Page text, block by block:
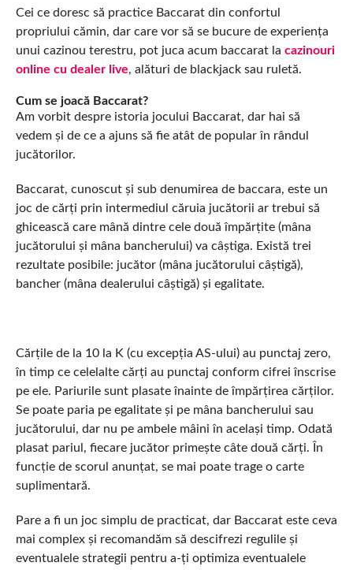
Cei ce doresc să practice Baccarat din confortul
propriului cămin, dar care vor să se bucure de experiența
unui cazinou terestru, pot juca acum baccarat la cazinouri
online cu dealer live, alături de blackjack sau ruletă.
Cum se joacă Baccarat?
Am vorbit despre istoria jocului Baccarat, dar hai să
vedem și de ce a ajuns să fie atât de popular în rândul
jucătorilor.
Baccarat, cunoscut și sub denumirea de baccara, este un
joc de cărți prin intermediul căruia jucătorii ar trebui să
ghicească care mână dintre cele două împărțite (mâna
jucătorului și mâna bancherului) va câștiga. Există trei
rezultate posibile: jucător (mâna jucătorului câștigă),
bancher (mâna dealerului câștigă) și egalitate.
Cărțile de la 10 la K (cu excepția AS-ului) au punctaj zero,
în timp ce celelalte cărți au punctaj conform cifrei înscrise
pe ele. Pariurile sunt plasate înainte de împărțirea cărților.
Se poate paria pe egalitate și pe mâna bancherului sau
jucătorului, dar nu pe ambele mâini în același timp. Odată
plasat pariul, fiecare jucător primește câte două cărți. În
funcție de scorul anunțat, se mai poate trage o carte
suplimentară.
Pare a fi un joc simplu de practicat, dar Baccarat este ceva
mai complex și recomandăm să descifrezi regulile și
eventualele strategii pentru a-ți optimiza eventualele